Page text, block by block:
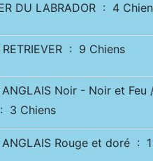
DU LABRADOR : 4
RETRIEVER : 9 Chiens
ANGLAIS Noir - Noir et
3 Chiens
ANGLAIS Rouge et doré :